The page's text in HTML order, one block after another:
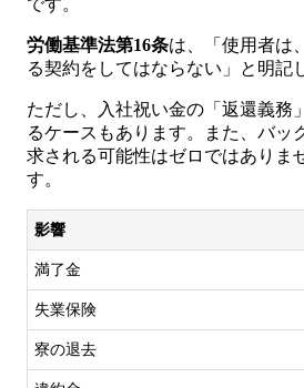
労働基準法第16条は、「使用者は
る契約をしてはならない」と明記
ただし、入社祝い金の「返還義務
るケースもあります。また、バッ
求される可能性はゼロではありま
す。
影響
満了金
失業保険
寮の退去